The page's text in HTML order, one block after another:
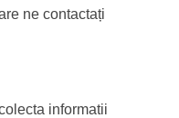
ne contactați
informatii